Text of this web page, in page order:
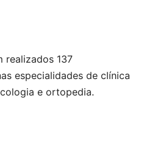
realizados 137
especialidades de clínica
e ortopedia.